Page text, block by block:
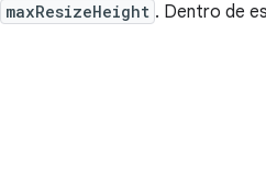
maxResizeHeight . Dentro de